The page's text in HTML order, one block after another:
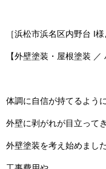
［浜松市浜名区内野台 I様
【外壁塗装・屋根塗装
体調に自信が持てるように
外壁に剥がれが目立って
外壁塗装を考え始めました